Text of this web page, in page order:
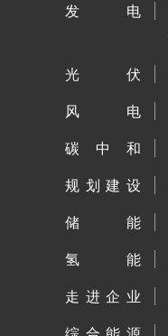
发电
光伏
风电
碳中和
规划建设
储能
氢能
走进企业